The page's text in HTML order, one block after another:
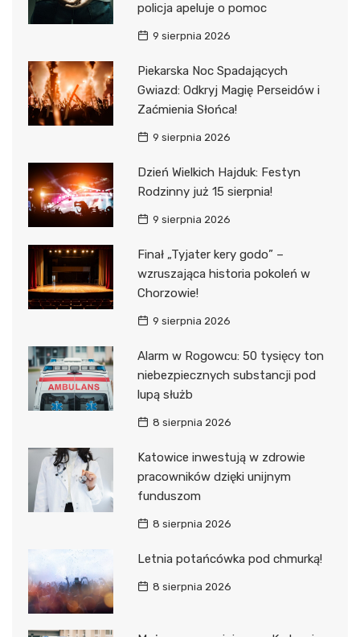
policja apeluje o pomoc
9 sierpnia 2026
Piekarska Noc Spadających
Gwiazd: Odkryj Magię Perseidów i
Zaćmienia Słońca!
9 sierpnia 2026
Dzień Wielkich Hajduk: Festyn
Rodzinny już 15 sierpnia!
9 sierpnia 2026
Finał „Tyjater kery godo” –
wzruszająca historia pokoleń w
Chorzowie!
9 sierpnia 2026
Alarm w Rogowcu: 50 tysięcy ton
niebezpiecznych substancji pod
lupą służb
8 sierpnia 2026
Katowice inwestują w zdrowie
pracowników dzięki unijnym
funduszom
8 sierpnia 2026
Letnia potańcówka pod chmurką!
8 sierpnia 2026